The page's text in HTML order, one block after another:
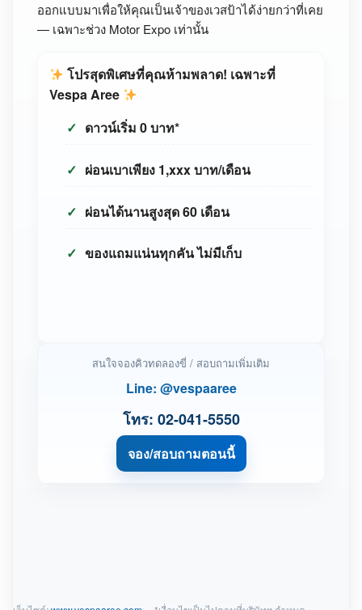
ออกแบบมาเพื่อให้คุณเป็นเจ้าของเวสป้าได้ง่ายกว่าที่เคย
— เฉพาะช่วง Motor Expo เท่านั้น
โปรสุดพิเศษที่คุณห้ามพลาด! เฉพาะที่
Vespa Aree
✓ ดาวน์เริ่ม 0 บาท*
✓ ผ่อนเบาเพียง 1,xxx บาท/เดือน
✓ ผ่อนได้นานสูงสุด60 เดือน
✓ ของแถมแน่นทุกคันไม่มีเก็บ
สนใจจองคิวทดลองขี่ / สอบถามเพิ่มเติม
Line: @vespaaree
โทร: 02-041-5550
จอง/สอบถามตอนนี้